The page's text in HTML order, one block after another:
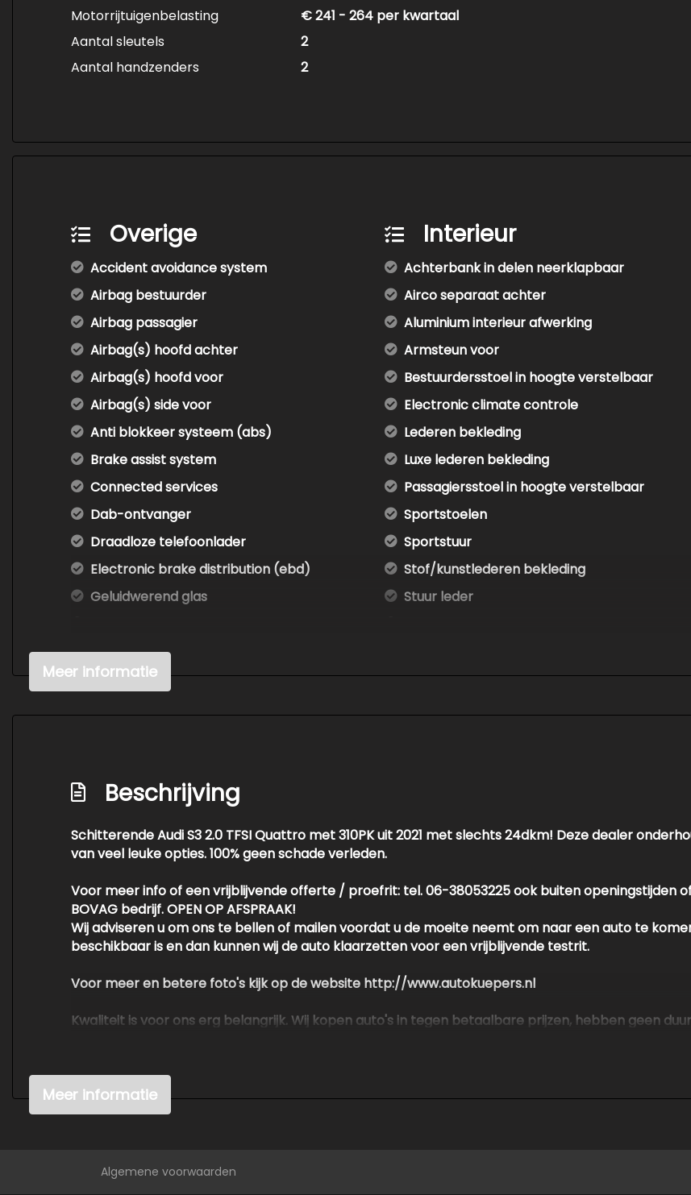
Motorrijtuigenbelasting
€ 241 - 264 per kwartaal
Aantal sleutels
2
Aantal handzenders
2
Overige
Accident avoidance system
Airbag bestuurder
Airbag passagier
Airbag(s) hoofd achter
Airbag(s) hoofd voor
Airbag(s) side voor
Anti blokkeer systeem (abs)
Brake assist system
Connected services
Dab-ontvanger
Draadloze telefoonlader
Electronic brake distribution (ebd)
Geluidwerend glas
Metallic lak
Rijstrooksensor met correctie
Telefoonintegratie premium
Uitwijk assistent
Volledig digitaal instrumentenpaneel
Interieur
Achterbank in delen neerklapbaar
Airco separaat achter
Aluminium interieur afwerking
Armsteun voor
Bestuurdersstoel in hoogte verstelbaar
Electronic climate controle
Lederen bekleding
Luxe lederen bekleding
Passagiersstoel in hoogte verstelbaar
Sportstoelen
Sportstuur
Stof/kunstlederen bekleding
Stuur leder
Meer informatie
Beschrijving
Schitterende Audi S3 2.0 TFSI Quattro met 310PK uit 2021 met slechts 24dkm! Deze dealer
van veel leuke opties. 100% geen schade verleden.
Voor meer info of een vrijblijvende offerte / proefrit: tel. 06-38053225 ook buiten openingstijden
BOVAG bedrijf. OPEN OP AFSPRAAK!
Wij adviseren u om ons te bellen of mailen voordat u de moeite neemt om naar een auto te
beschikbaar is en dan kunnen wij de auto klaarzetten voor een vrijblijvende testrit.
Voor meer en betere foto's kijk op de website http://www.autokuepers.nl
Kwaliteit is voor ons erg belangrijk. Wij kopen auto's in tegen betaalbare prijzen, hebben geen
​​​​​​​We hebben ons uiterste best gedaan om alle informatie in deze advertentie correct weer te
ontleend aan de verstrekte informatie in de advertentie. Vertrouw niet alleen op deze
belangrijk zijn en je beslissing zouden kunnen beïnvloeden. Neem contact op met de verkoper
Meer informatie
Algemene voorwaarden